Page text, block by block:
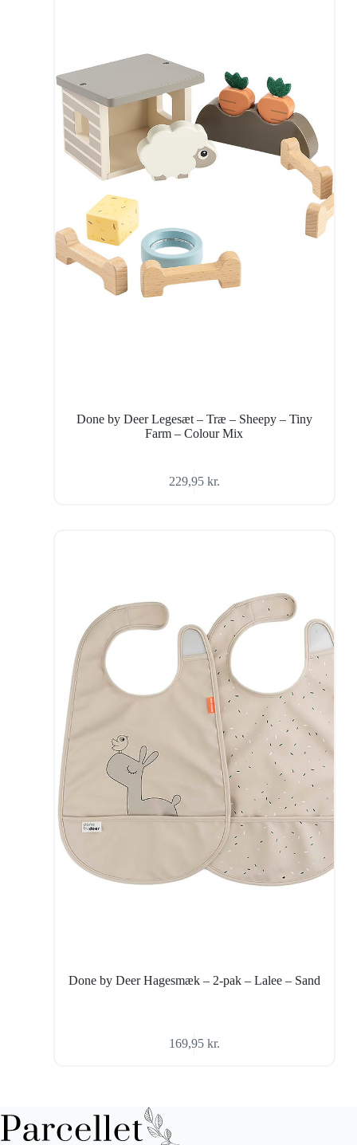
Done by Deer Legesæt – Træ – Sheepy – Tiny
Farm – Colour Mix
229,95 kr.
Done by Deer Hagesmæk – 2-pak – Lalee – Sand
169,95 kr.